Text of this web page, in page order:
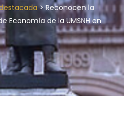
>Reconocen la
Economía de la UMSNH en